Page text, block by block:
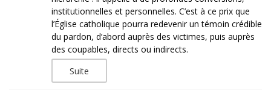
institutionnelles et personnelles. C’est à ce prix que
l’Église catholique pourra redevenir un témoin crédible
du pardon, d’abord auprès des victimes, puis auprès
des coupables, directs ou indirects.
Suite